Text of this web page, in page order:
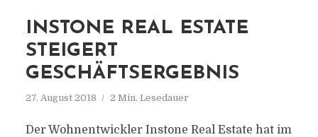
INSTONE REAL ESTATE
STEIGERT
GESCHÄFTSERGEBNIS
27. August 2018 2 Min. Lesedauer
Der Wohnentwickler Instone Real Estate hat im